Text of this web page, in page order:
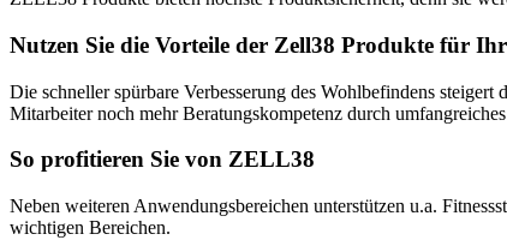
Nutzen Sie die Vorteile der Zell38 Produkte für
Die schneller spürbare Verbesserung des Wohlbefindens
Mitarbeiter noch mehr Beratungskompetenz durch
So profitieren Sie von ZELL38
Neben weiteren Anwendungsbereichen unterstützen u.a.
wichtigen Bereichen.